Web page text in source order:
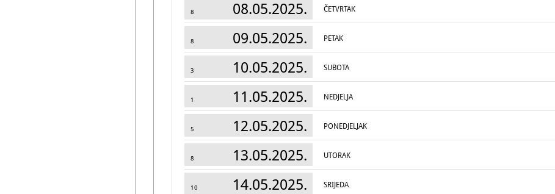
8 08.05.2025. ČETVRTAK
8 09.05.2025. PETAK
3 10.05.2025. SUBOTA
1 11.05.2025. NEDJELJA
5 12.05.2025. PONEDJELJAK
8 13.05.2025. UTORAK
10 14.05.2025. SRIJEDA